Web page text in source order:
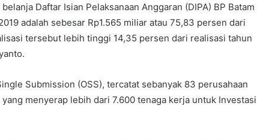
Daftar Isian Pelaksanaan Anggaran (DIPA) BP Batam
adalah sebesar Rp1.565 miliar atau 75,83 persen dari
tersebut lebih tinggi 14,35 persen dari realisasi tahun
Submission (OSS), tercatat sebanyak 83 perusahaan
menyerap lebih dari 7.600 tenaga kerja untuk Investasi